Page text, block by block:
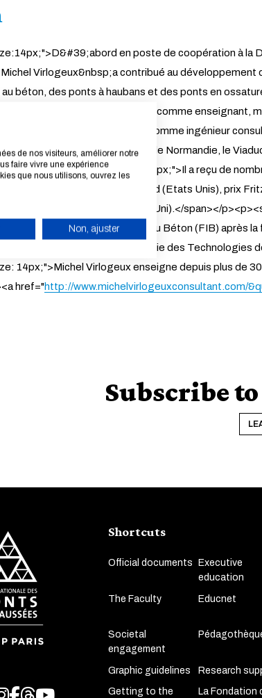
en poste de coopération à la
Virlogeux&nbsp;a contribué au
béton, des ponts à haubans et des ponts en
des Ponts et Chaussées comme enseignant,
et s&rsquo;établit comme ingénieur
ouvrages, dont le Pont de Normandie, le
style="font-size: 14px;">Il a reçu de
News Record (Etats Unis), prix
et de l&rsquo;ICE (Royaume Uni).</span></
la Fédération Internationale du Béton (FIB) après
est membre de l&#39;Académie des Technologies
14px;">Michel Virlogeux enseigne depuis plus de
href="http://www.michelvirlogeuxconsultant.com/
Subscribe
Shortcuts
Official documents
Executive
education
The Faculty Educnet
Societal
engagement
Graphic guidelines Research
Getting to the La Fondation
de nos visiteurs, améliorer notre
faire vivre une expérience
que nous utilisons, ouvrez les
Non, ajuster